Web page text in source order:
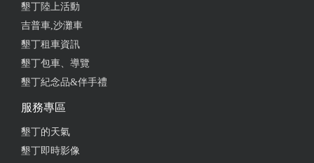
墾丁陸上活動
吉普車,沙灘車
墾丁租車資訊
墾丁包車、導覽
墾丁紀念品&伴手禮
服務專區
墾丁的天氣
墾丁即時影像